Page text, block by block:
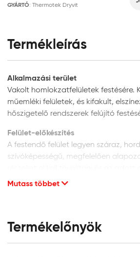
GYÁRTÓ: Thermotek Dryvit
Termékleírás
Alkalmazási terület
Vakolt homlokzatfelületek festésére.
műemléki felületek, és kifakult,
hőszigetelő rendszerek felújító
Felület-előkészítés
A festendő felület legyen száraz,
szívóképességű, megfelelően
megfelelően kijavítani. A vakolat
Új, vakolt vagy beton felületek:
felület szívóképességének
Mutass többet
Termékelőnyök